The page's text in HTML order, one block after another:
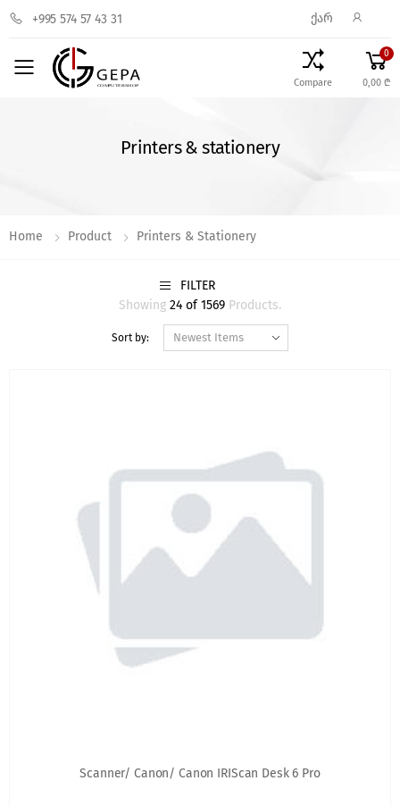
+995 574 57 43 31 ᲥᲐᲠ
Toggle mobile menu Compare
0
0,00 ₾
Printers & stationery
Home Product Printers & Stationery
FILTER
Showing 24 of 1569 Products.
Sort by:
Scanner/ Canon/ Canon IRIScan Desk 6 Pro